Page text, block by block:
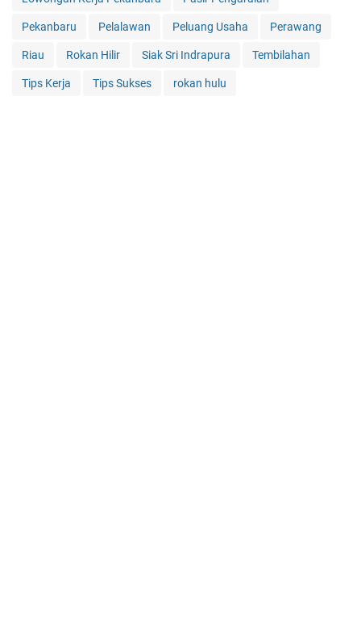
Pekanbaru Pelalawan Peluang Usaha Perawang
Riau Rokan Hilir Siak Sri Indrapura Tembilahan
Tips Kerja Tips Sukses rokan hulu